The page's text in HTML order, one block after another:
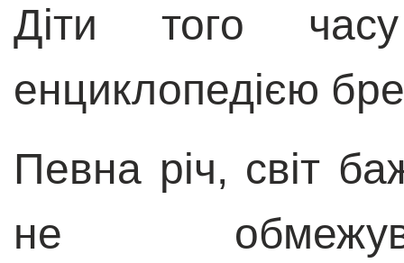
Діти того
енциклопедією
Певна річ, світ
не